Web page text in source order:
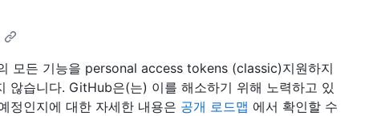
모든 기능을 personal access tokens (classic)지원하지
않습니다. GitHub은(는) 이를 해소하기 위해 노력하고 있
정인지에 대한 자세한 내용은 공개 로드맵 에서 확인할 수